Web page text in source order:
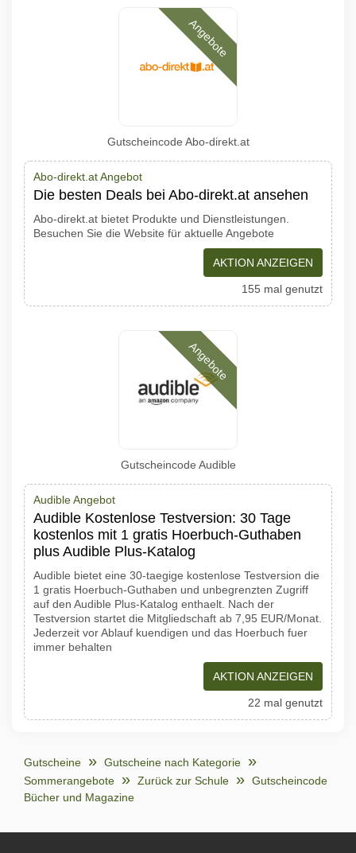
Angebote
Gutscheincode Abo-direkt.at
Abo-direkt.at Angebot
Die besten Deals bei Abo-direkt.at ansehen
Abo-direkt.at bietet Produkte und Dienstleistungen.
Besuchen Sie die Website für aktuelle Angebote
AKTION ANZEIGEN
155 mal genutzt
Angebote
Gutscheincode Audible
Audible Angebot
Audible Kostenlose Testversion: 30 Tage
kostenlos mit 1 gratis Hoerbuch-Guthaben
plus Audible Plus-Katalog
Audible bietet eine 30-taegige kostenlose Testversion die
1 gratis Hoerbuch-Guthaben und unbegrenzten Zugriff
auf den Audible Plus-Katalog enthaelt. Nach der
Testversion startet die Mitgliedschaft ab 7,95 EUR/Monat.
Jederzeit vor Ablauf kuendigen und das Hoerbuch fuer
immer behalten
AKTION ANZEIGEN
22 mal genutzt
Gutscheine
Gutscheine nach Kategorie
Sommerangebote
Zurück zur Schule
Gutscheincode
Bücher und Magazine